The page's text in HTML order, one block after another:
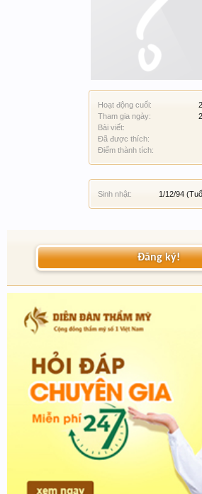
Hoạt động cuối:
Tham gia ngày:
Bài viết:
Đã được thích:
Điểm thành tích:
Sinh nhật: 1/12/94
Đăng ký!